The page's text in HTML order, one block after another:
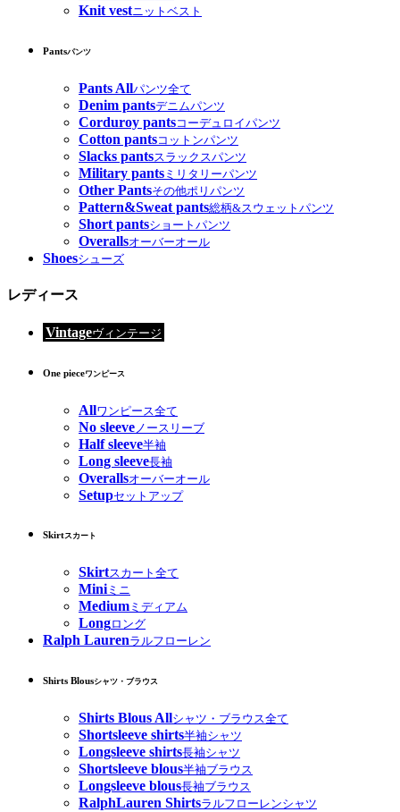
Knit vestニットベスト
Pantsパンツ
Pants Allパンツ全て
Denim pantsデニムパンツ
Corduroy pantsコーデュロイパンツ
Cotton pantsコットンパンツ
Slacks pantsスラックスパンツ
Military pants ミリタリーパンツ
Other Pantsその他ポリパンツ
Pattern&Sweat pants総柄&スウェットパンツ
Short pantsショートパンツ
Overallsオーバーオール
Shoesシューズ
レディース
Vintageヴィンテージ
One pieceワンピース
Allワンピース全て
No sleeve ノースリーブ
Half sleeve半袖
Long sleeve長袖
Overallsオーバーオール
Setupセットアップ
Skirtスカート
Skirtスカート全て
Miniミニ
Medium ミディアム
Longロング
Ralph Laurenラルフローレン
Shirts Blousシャツ・ブラウス
Shirts Blous Allシャツ・ブラウス全て
Shortsleeve shirts半袖シャツ
Longsleeve shirts長袖シャツ
Shortsleeve blous半袖ブラウス
Longsleeve blous長袖ブラウス
RalphLauren Shirtsラルフローレンシャツ